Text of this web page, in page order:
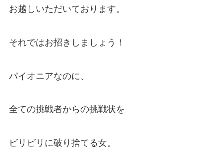
お越しいただいております。
それではお招きしましょう！
パイオニアなのに、
全ての挑戦者からの挑戦状を
ビリビリに破り捨てる女。